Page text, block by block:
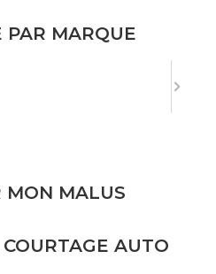
LES MARQUES
RECHERCHE
PAR MARQUE
MON MALUS
AUTO